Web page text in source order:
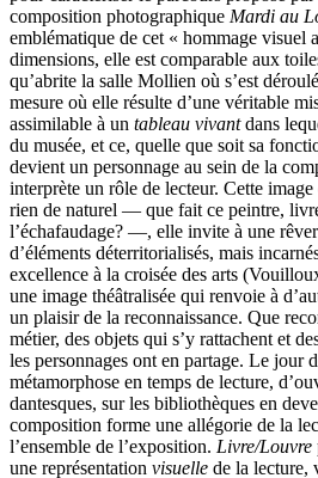
composition photographique Mardi au
emblématique de cet « hommage visuel
dimensions, elle est comparable aux
qu’abrite la salle Mollien où s’est
mesure où elle résulte d’une véritable
assimilable à un tableau vivantdans
du musée, et ce, quelle que soit sa
devient un personnage au sein de la
interprète un rôle de lecteur. Cette
rien de naturel — que fait ce peintre,
l’échafaudage? —, elle invite à une
d’éléments déterritorialisés, mais
excellence à la croisée des arts
une image théâtralisée qui renvoie à
un plaisir de la reconnaissance. Que
métier, des objets qui s’y rattachent et
les personnages ont en partage. Le jour
métamorphose en temps de lecture,
dantesques, sur les bibliothèques en
composition forme une allégorie de la
l’ensemble de l’exposition. Livre/Louvre
une représentation visuelle de la lecture,